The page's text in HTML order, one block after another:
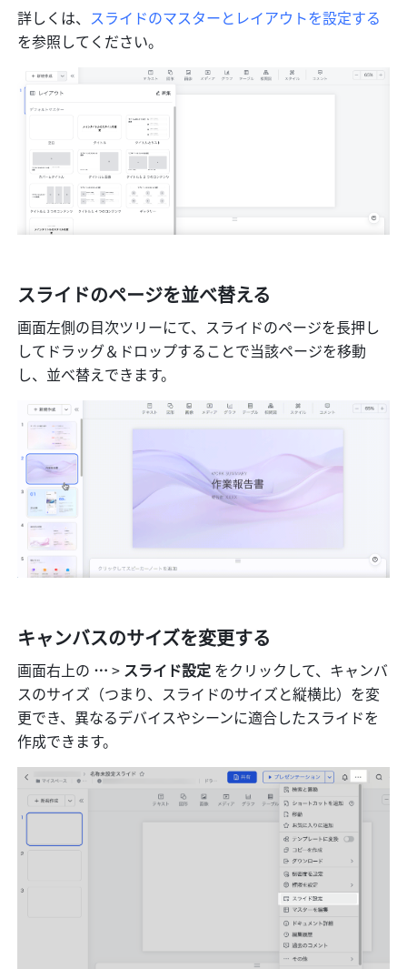
詳しくは、
スライドのマスターとレイアウトを設定する
を参照してください。
スライドのページを並べ替える
画面左側の目次ツリーにて、スライドのページを長押し
してドラッグ＆ドロップすることで当該ページを移動
し、並べ替えできます。
キャンバスのサイズを変更する
画面右上の … > スライド設定 をクリックして、キャンバ
スのサイズ（つまり、スライドのサイズと縦横比）を変
更でき、異なるデバイスやシーンに適合したスライドを
作成できます。